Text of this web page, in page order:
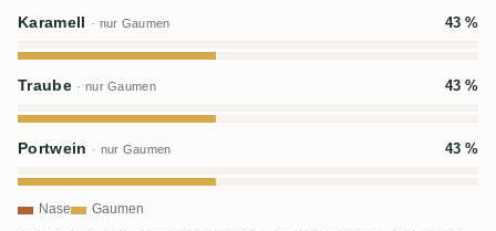
Karamell · nur Gaumen 43 %
Traube · nur Gaumen 43 %
Portwein · nur Gaumen 43 %
Nase Gaumen